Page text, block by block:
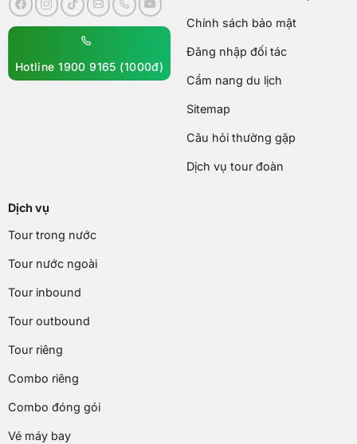
Hotline 1900 9165 (1000đ)
Chính sách bảo mật
Đăng nhập đối tác
Cẩm nang du lịch
Sitemap
Câu hỏi thường gặp
Dịch vụ tour đoàn
Dịch vụ
Tour trong nước
Tour nước ngoài
Tour inbound
Tour outbound
Tour riêng
Combo riêng
Combo đóng gói
Vé máy bay